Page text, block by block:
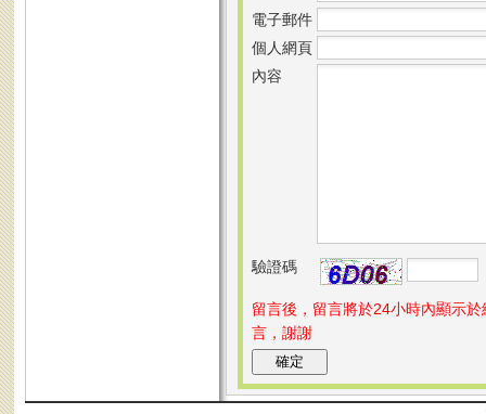
電子郵件
個人網頁
內容
驗證碼
留言後，留言將於24小時內顯示
言，謝謝